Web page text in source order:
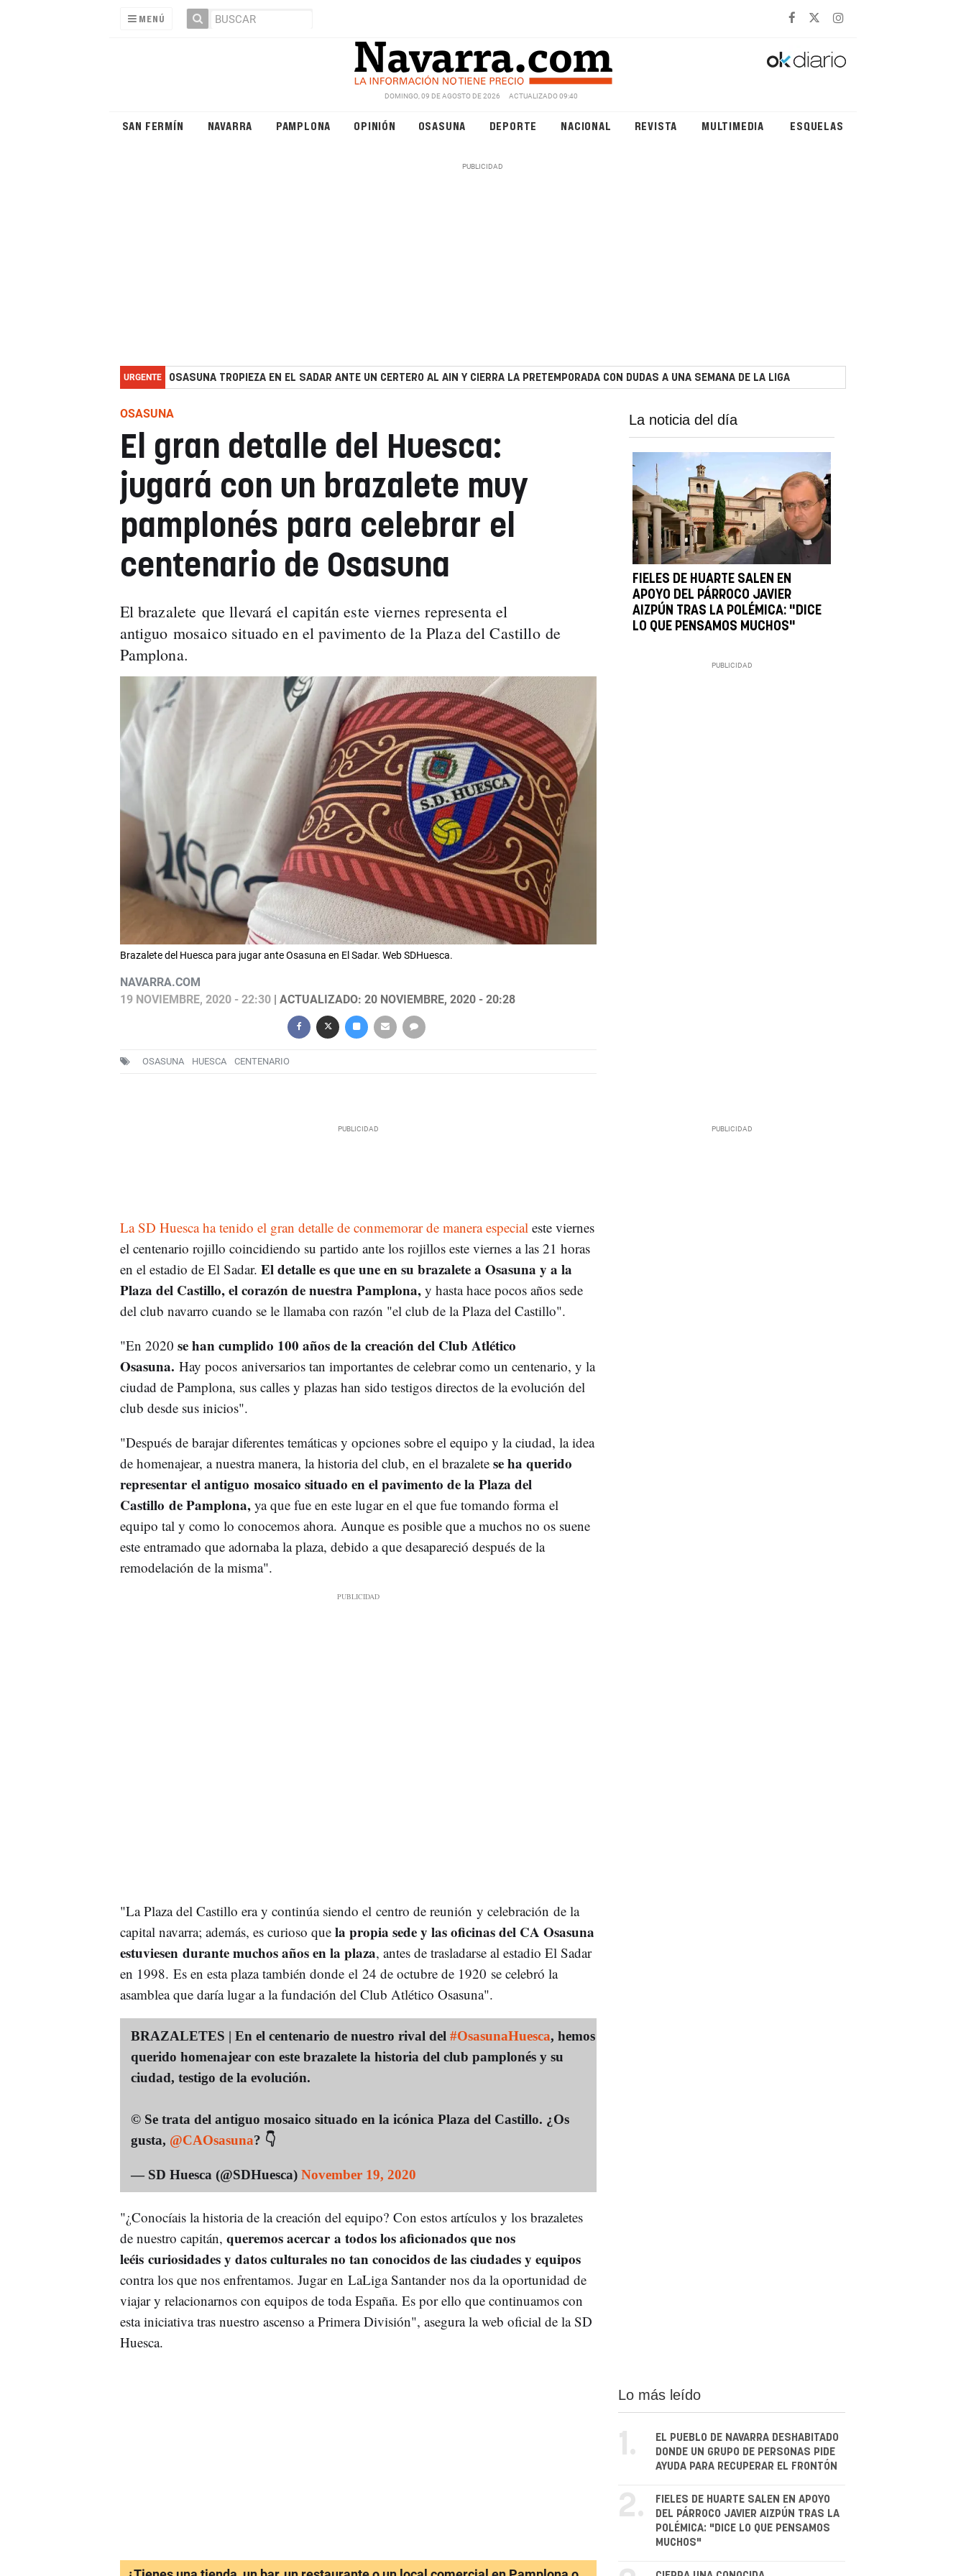
MENÚ
DOMINGO, 09 DE AGOSTO DE 2026 ACTUALIZADO 09:40
SAN FERMÍN NAVARRA PAMPLONA OPINIÓN OSASUNA DEPORTE NACIONAL REVISTA MULTIMEDIA ESQUELAS
URGENTE OSASUNA TROPIEZA EN EL SADAR ANTE UN CERTERO AL AIN Y CIERRA LA PRETEMPORADA CON DUDAS A UNA SEMANA DE LA LIGA
OSASUNA
El gran detalle del Huesca:
jugará con un brazalete muy
pamplonés para celebrar el
centenario de Osasuna
El brazalete que llevará el capitán este viernes representa el
antiguo mosaico situado en el pavimento de la Plaza del Castillo de
Pamplona.
Brazalete del Huesca para jugar ante Osasuna en El Sadar. Web SDHuesca.
NAVARRA.COM
19 NOVIEMBRE, 2020 - 22:30| ACTUALIZADO: 20 NOVIEMBRE, 2020 - 20:28
OSASUNA HUESCA CENTENARIO
La noticia del día
FIELES DE HUARTE SALEN EN
APOYO DEL PÁRROCO JAVIER
AIZPÚN TRAS LA POLÉMICA: "DICE
LO QUE PENSAMOS MUCHOS"
La SD Huesca ha tenido el gran detalle de conmemorar de manera especial este viernes
el centenario rojillo coincidiendo su partido ante los rojillos este viernes a las 21 horas
en el estadio de El Sadar. El detalle es que une en su brazalete a Osasuna y a la
Plaza del Castillo, el corazón de nuestra Pamplona,y hasta hace pocos años sede
del club navarro cuando se le llamaba con razón "el club de la Plaza del Castillo".
"En 2020 se han cumplido 100 años de la creación del Club Atlético
Osasuna. Hay pocos aniversarios tan importantes de celebrar como un centenario, y la
ciudad de Pamplona, sus calles y plazas han sido testigos directos de la evolución del
club desde sus inicios".
"Después de barajar diferentes temáticas y opciones sobre el equipo y la ciudad, la idea
de homenajear, a nuestra manera, la historia del club, en el brazaletese ha querido
representar el antiguo mosaico situado en el pavimento de la Plaza del
Castillo de Pamplona,ya que fue en este lugar en el que fue tomando forma el
equipo tal y como lo conocemos ahora. Aunque es posible que a muchos no os suene
este entramado que adornaba la plaza, debido a que desapareció después de la
remodelación de la misma".
"La Plaza del Castillo era y continúa siendo el centro de reunión y celebración de la
capital navarra; además, es curioso quela propia sede y las oficinas del CA Osasuna
estuviesen durante muchos años en la plaza, antes de trasladarse al estadio El Sadar
en 1998. Es en esta plaza también donde el 24 de octubre de 1920 se celebró la
asamblea que daría lugar a la fundación del Club Atlético Osasuna".
BRAZALETES | En el centenario de nuestro rival del #OsasunaHuesca, hemos
querido homenajear con este brazalete la historia del club pamplonés y su
ciudad, testigo de la evolución.
©️ Se trata del antiguo mosaico situado en la icónica Plaza del Castillo. ¿Os
gusta, @CAOsasuna? 👇
— SD Huesca (@SDHuesca) November 19, 2020
"¿Conocíais la historia de la creación del equipo? Con estos artículos y los brazaletes
de nuestro capitán, queremos acercar a todos los aficionados que nos
leéis curiosidades y datos culturales no tan conocidos de las ciudades y equipos
contra los que nos enfrentamos. Jugar en LaLiga Santander nos da la oportunidad de
viajar y relacionarnos con equipos de toda España. Es por ello que continuamos con
esta iniciativa tras nuestro ascenso a Primera División", asegura la web oficial de la SD
Huesca.
Lo más leído
1.
EL PUEBLO DE NAVARRA DESHABITADO
DONDE UN GRUPO DE PERSONAS PIDE
AYUDA PARA RECUPERAR EL FRONTÓN
2.
FIELES DE HUARTE SALEN EN APOYO
DEL PÁRROCO JAVIER AIZPÚN TRAS LA
POLÉMICA: "DICE LO QUE PENSAMOS
MUCHOS"